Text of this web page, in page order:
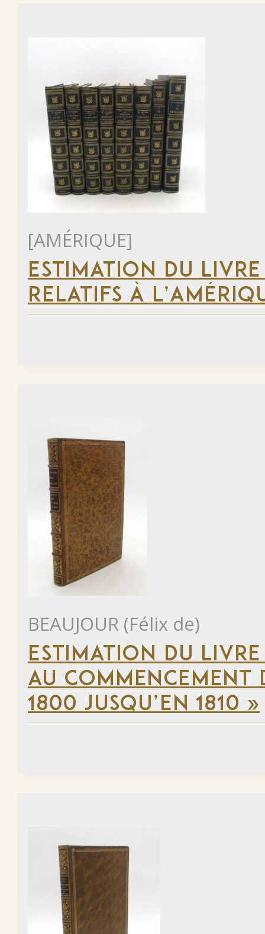
[AMÉRIQUE]
ESTIMATION DU
RELATIFS À
BEAUJOUR (Félix de)
ESTIMATION DU
AU COMMENCEMENT
1800 JUSQU’EN 1810 »